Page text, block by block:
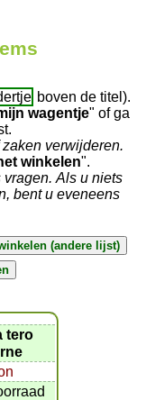
boven de titel).
wagentje" of ga
verwijderen.
winkelen".
Als u niets
bent u eveneens
tero